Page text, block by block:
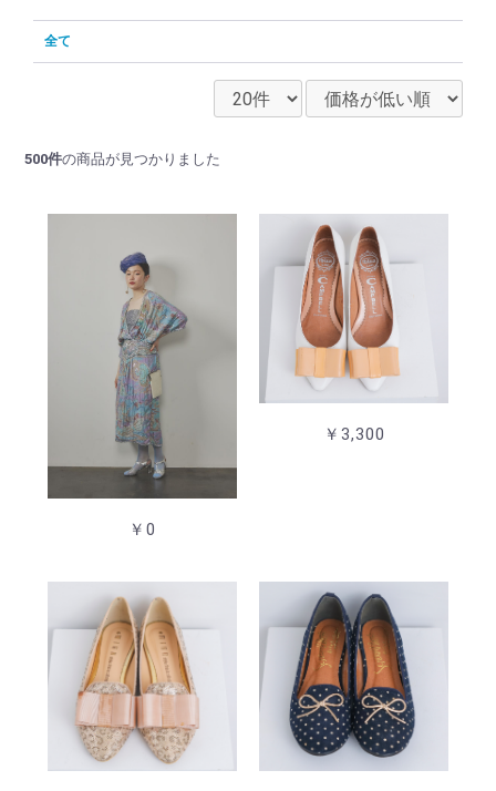
全て
500件の商品が見つかりました
￥0
￥3,300